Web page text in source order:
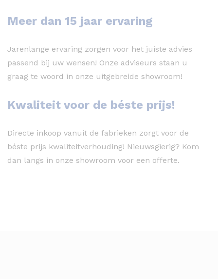
Meer dan 15 jaar ervaring
Jarenlange ervaring zorgen voor het juiste advies
passend bij uw wensen! Onze adviseurs staan u
graag te woord in onze uitgebreide showroom!
Kwaliteit voor de béste prijs!
Directe inkoop vanuit de fabrieken zorgt voor de
béste prijs kwaliteitverhouding! Nieuwsgierig? Kom
dan langs in onze showroom voor een offerte.